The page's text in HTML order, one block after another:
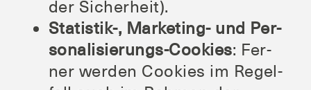
der Sicherheit).
Statistik‑, Mar­ke­ting- und Per­
so­na­li­sie­rungs-Coo­kies: Fer­
ner wer­den Coo­kies im Regel­